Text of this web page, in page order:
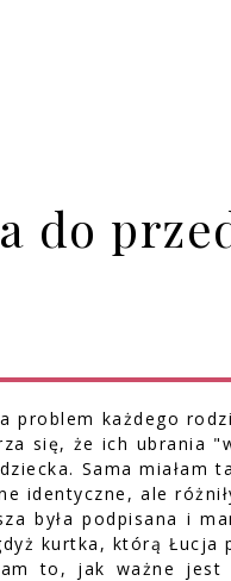
do
problem każdego
się, że ich ubrania
Sama miałam
identyczne, ale
była podpisana i
kurtka, którą Łucja
to, jak ważne jest